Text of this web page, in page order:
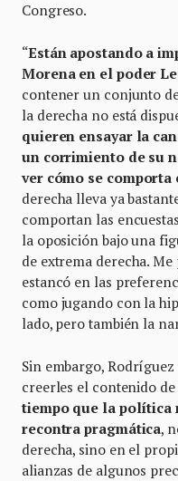
Congreso.
“Están apostando a
Morena en el poder
contener un conjunto
la derecha no está
quieren ensayar la
un corrimiento de su
ver cómo se comporta
derecha lleva ya
comportan las
la oposición bajo una
de extrema derecha.
estancó en las
como jugando con la
lado, pero también la
Sin embargo,
creerles el contenido
tiempo que la política
recontra pragmática,
derecha, sino en el
alianzas de algunos